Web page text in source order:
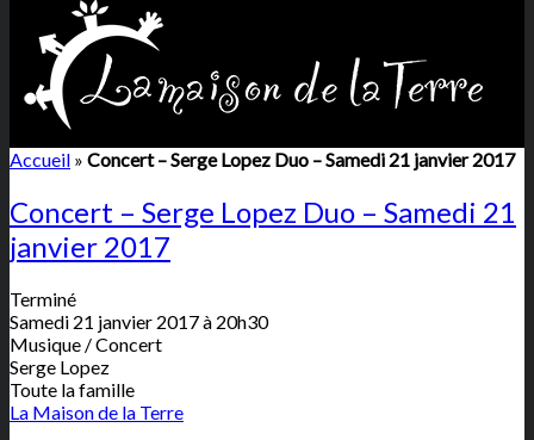
Accueil » Concert – Serge Lopez Duo – Samedi 21 janvier 2017
Concert – Serge Lopez Duo – Samedi 21
janvier 2017
Terminé
Samedi 21 janvier 2017 à 20h30
Musique / Concert
Serge Lopez
Toute la famille
La Maison de la Terre